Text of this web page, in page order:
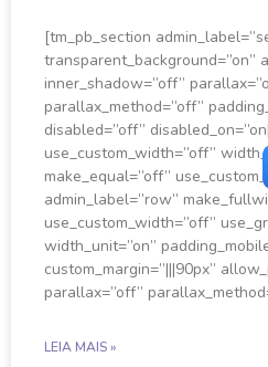
[tm_pb_section
transparent_background=”on”
inner_shadow=”off”
parallax_method=”off”
disabled=”off”
use_custom_width=”off”
make_equal=”off”
admin_label=”row”
use_custom_width=”off”
width_unit=”on”
custom_margin=”|||90px”
parallax=”off”
LEIA MAIS »